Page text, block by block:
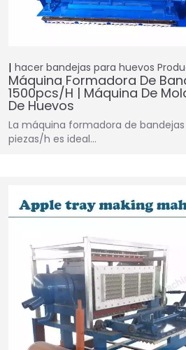
hacer bandejas para huevos
Máquina Formadora De
1500pcs/h | Máquina De
De Huevos
La máquina formadora de bandejas
piezas/h es ideal…